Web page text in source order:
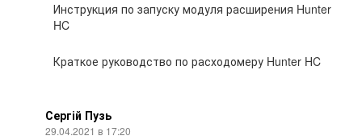
Инструкция по запуску модуля расширения Hunter
HC
Краткое руководство по расходомеру Hunter HC
Сергій Пузь
29.04.2021 в 17:20